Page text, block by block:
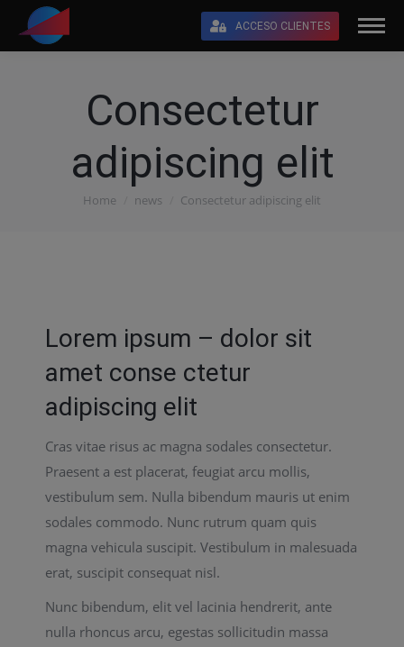
ACCESO CLIENTES
Consectetur
adipiscing elit
You are here:
Home news Consectetur adipiscing elit
Lorem ipsum – dolor sit
amet conse ctetur
adipiscing elit
Cras vitae risus ac magna sodales consectetur.
Praesent a est placerat, feugiat arcu mollis,
vestibulum sem. Nulla bibendum mauris ut enim
sodales commodo. Nunc rutrum quam quis
magna vehicula suscipit. Vestibulum in malesuada
erat, suscipit consequat nisl.
Nunc bibendum, elit vel lacinia hendrerit, ante
nulla rhoncus arcu, egestas sollicitudin massa